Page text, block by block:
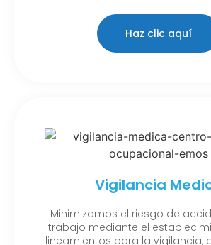
Haz clic aquí
Vigilancia
Minimizamos el riesgo de
trabajo mediante el
lineamientos para la vigilancia,